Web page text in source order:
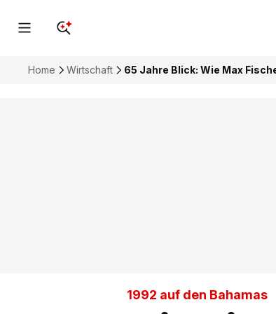
Home Wirtschaft 65 Jahre Blick: Wie Max
1992 auf den Bahamas